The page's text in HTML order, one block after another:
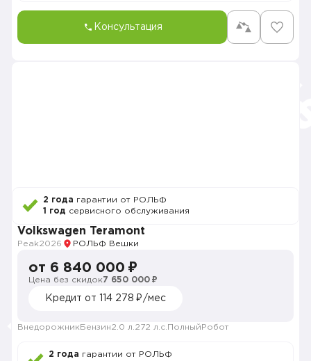
Консультация
2 года гарантии от РОЛЬФ
1 год сервисного обслуживания
Volkswagen Teramont
Peak2026 РОЛЬФ Вешки
от 6 840 000 ₽
Цена без скидок7 650 000 ₽
Кредит от 114 278 ₽/мес
Внедорожник Бензин2.0 л. 272 л.с. Полный Робот
2 года гарантии от РОЛЬФ